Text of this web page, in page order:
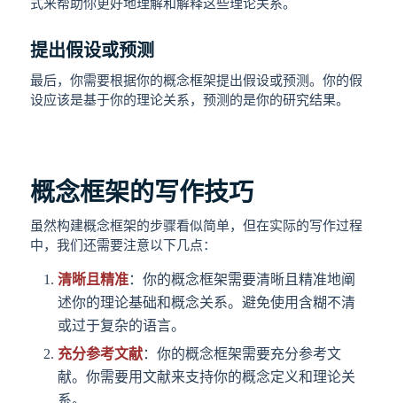
式来帮助你更好地理解和解释这些理论关系。
提出假设或预测
最后，你需要根据你的概念框架提出假设或预测。你的假
设应该是基于你的理论关系，预测的是你的研究结果。
概念框架的写作技巧
虽然构建概念框架的步骤看似简单，但在实际的写作过程
中，我们还需要注意以下几点：
清晰且精准：你的概念框架需要清晰且精准地阐
述你的理论基础和概念关系。避免使用含糊不清
或过于复杂的语言。
充分参考文献：你的概念框架需要充分参考文
献。你需要用文献来支持你的概念定义和理论关